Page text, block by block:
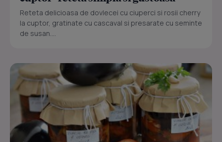
Reteta delicioasa de dovlecei cu ciuperci si rosii cherry
la cuptor, gratinate cu cascaval si presarate cu seminte
de susan....